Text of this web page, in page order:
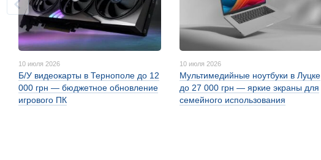
10 июля 2026
Б/У видеокарты в Тернополе до 12
000 грн — бюджетное обновление
игрового ПК
10 июля 2026
Мультимедийные ноутбуки в Луцке
до 27 000 грн — яркие экраны для
семейного использования